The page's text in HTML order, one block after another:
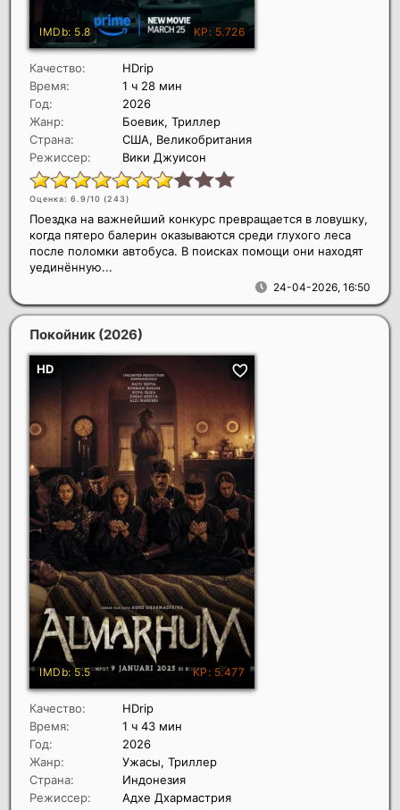
Качество:
HDrip
Время:
1 ч 28 мин
Год:
2026
Жанр:
Боевик, Триллер
Страна:
США, Великобритания
Режиссер:
Вики Джуисон
Оценка: 6.9/10 (243)
24-04-2026, 16:50
Поездка на важнейший конкурс превращается в ловушку,
когда пятеро балерин оказываются среди глухого леса
после поломки автобуса. В поисках помощи они находят
уединённую...
Покойник (2026)
Качество:
HDrip
Время:
1 ч 43 мин
Год:
2026
Жанр:
Ужасы, Триллер
Страна:
Индонезия
Режиссер:
Адхе Дхармастрия